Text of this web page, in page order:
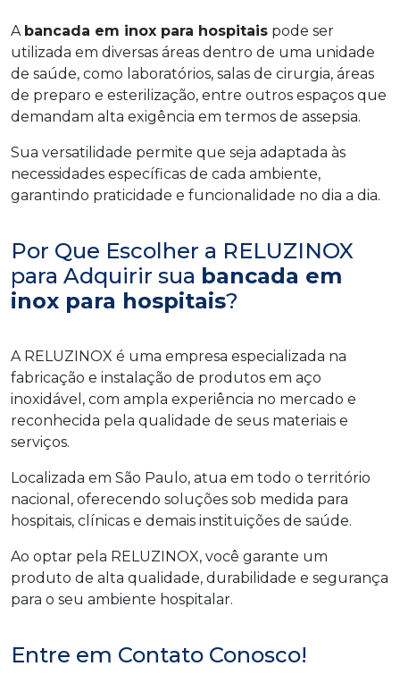
A bancada em inox para hospitais pode ser
utilizada em diversas áreas dentro de uma unidade
de saúde, como laboratórios, salas de cirurgia, áreas
de preparo e esterilização, entre outros espaços que
demandam alta exigência em termos de assepsia.
Sua versatilidade permite que seja adaptada às
necessidades específicas de cada ambiente,
garantindo praticidade e funcionalidade no dia a dia.
Por Que Escolher a RELUZINOX
para Adquirir sua bancada em
inox para hospitais?
A RELUZINOX é uma empresa especializada na
fabricação e instalação de produtos em aço
inoxidável, com ampla experiência no mercado e
reconhecida pela qualidade de seus materiais e
serviços.
Localizada em São Paulo, atua em todo o território
nacional, oferecendo soluções sob medida para
hospitais, clínicas e demais instituições de saúde.
Ao optar pela RELUZINOX, você garante um
produto de alta qualidade, durabilidade e segurança
para o seu ambiente hospitalar.
Entre em Contato Conosco!